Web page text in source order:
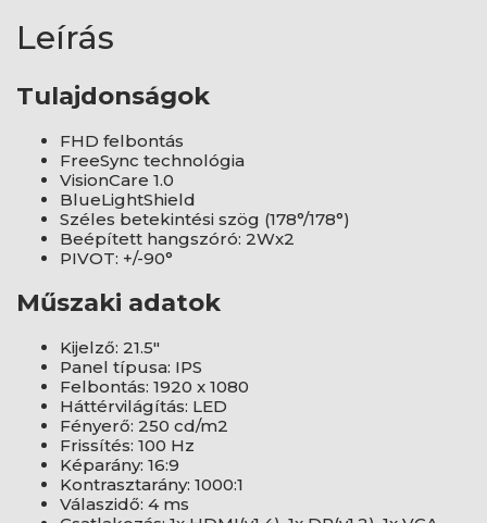
Leírás
Tulajdonságok
FHD felbontás
FreeSync technológia
VisionCare 1.0
BlueLightShield
Széles betekintési szög (178°/178°)
Beépített hangszóró: 2Wx2
PIVOT: +/-90°
Műszaki adatok
Kijelző: 21.5"
Panel típusa: IPS
Felbontás: 1920 x 1080
Háttérvilágítás: LED
Fényerő: 250 cd/m2
Frissítés: 100 Hz
Képarány: 16:9
Kontrasztarány: 1000:1
Válaszidő: 4 ms